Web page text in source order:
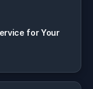
for Your